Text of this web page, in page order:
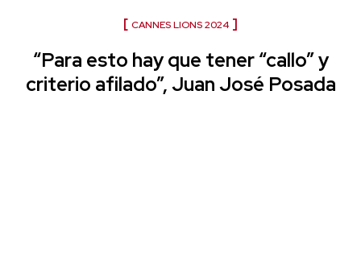
CANNES LIONS 2024
“Para esto hay que tener “callo” y
criterio afilado”, Juan José Posada